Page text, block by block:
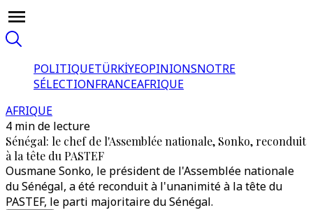
POLITIQUETÜRKİYEOPINIONSNOTRE
SÉLECTIONFRANCEAFRIQUE
AFRIQUE
4 min de lecture
Sénégal: le chef de l'Assemblée nationale, Sonko, reconduit
à la tête du PASTEF
Ousmane Sonko, le président de l'Assemblée nationale
du Sénégal, a été reconduit à l'unanimité à la tête du
PASTEF, le parti majoritaire du Sénégal.